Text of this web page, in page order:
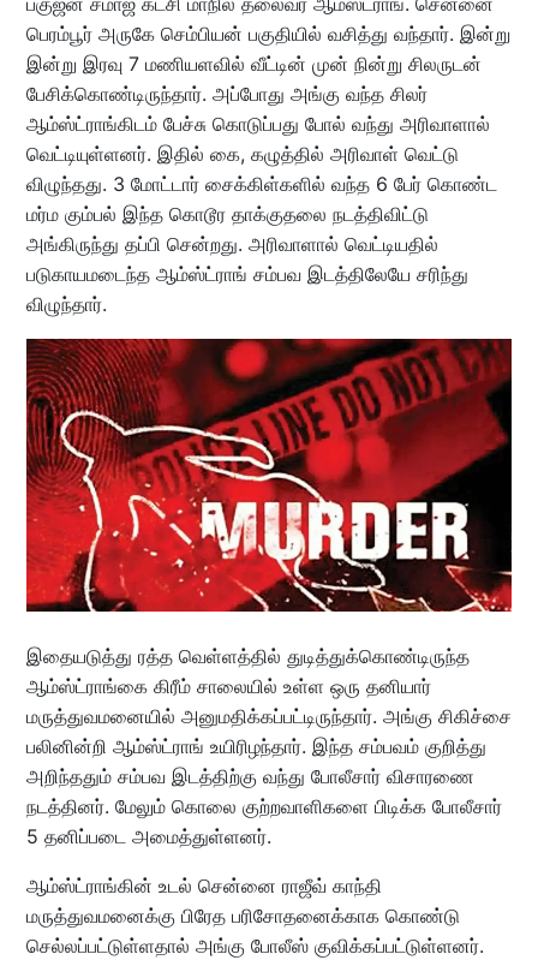
பெரம்பூர் அருகே செம்பியன் பகுதியில் வசித்து வந்தார். இன்று
இன்று இரவு 7 மணியளவில் வீட்டின் முன் நின்று சிலருடன்
பேசிக்கொண்டிருந்தார். அப்போது அங்கு வந்த சிலர்
ஆம்ஸ்ட்ராங்கிடம் பேச்சு கொடுப்பது போல் வந்து அரிவாளால்
வெட்டியுள்ளனர். இதில் கை, கழுத்தில் அரிவாள் வெட்டு
விழுந்தது. 3 மோட்டார் சைக்கிள்களில் வந்த 6 பேர் கொண்ட
மர்ம கும்பல் இந்த கொடூர தாக்குதலை நடத்திவிட்டு
அங்கிருந்து தப்பி சென்றது. அரிவாளால் வெட்டியதில்
படுகாயமடைந்த ஆம்ஸ்ட்ராங் சம்பவ இடத்திலேயே சரிந்து
விழுந்தார்.
இதையடுத்து ரத்த வெள்ளத்தில் துடித்துக்கொண்டிருந்த
ஆம்ஸ்ட்ராங்கை கிரீம் சாலையில் உள்ள ஒரு தனியார்
மருத்துவமனையில் அனுமதிக்கப்பட்டிருந்தார். அங்கு சிகிச்சை
பலினின்றி ஆம்ஸ்ட்ராங் உயிரிழந்தார். இந்த சம்பவம் குறித்து
அறிந்ததும் சம்பவ இடத்திற்கு வந்து போலீசார் விசாரணை
நடத்தினர். மேலும் கொலை குற்றவாளிகளை பிடிக்க போலீசார்
5 தனிப்படை அமைத்துள்ளனர்.
ஆம்ஸ்ட்ராங்கின் உடல் சென்னை ராஜீவ் காந்தி
மருத்துவமனைக்கு பிரேத பரிசோதனைக்காக கொண்டு
செல்லப்பட்டுள்ளதால் அங்கு போலீஸ் குவிக்கப்பட்டுள்ளனர்.